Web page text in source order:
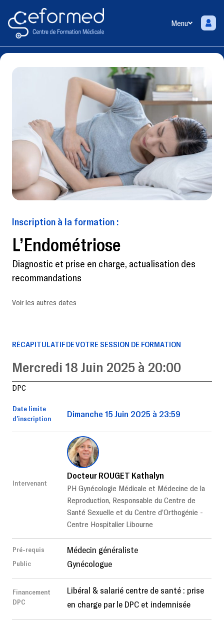
Menu
Inscription à la formation :
L’Endométriose
Diagnostic et prise en charge, actualisation des
recommandations
Voir les autres dates
RÉCAPITULATIF DE VOTRE SESSION DE FORMATION
Mercredi 18 Juin 2025 à 20:00
DPC
Date limite
d’inscription
Dimanche 15 Juin 2025 à 23:59
Intervenant
Docteur ROUGET Kathalyn
PH Gynécologie Médicale et Médecine de la
Reproduction, Responsable du Centre de
Santé Sexuelle et du Centre d’Orthogénie -
Centre Hospitalier Libourne
Pré-requis
Public
Médecin généraliste
Gynécologue
Financement
DPC
Libéral & salarié centre de santé : prise
en charge par le DPC et indemnisée